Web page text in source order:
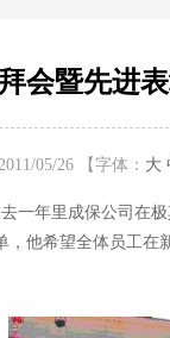
会暨先进
05/26 【字体： 大
一年里成保公司在
他希望全体员工